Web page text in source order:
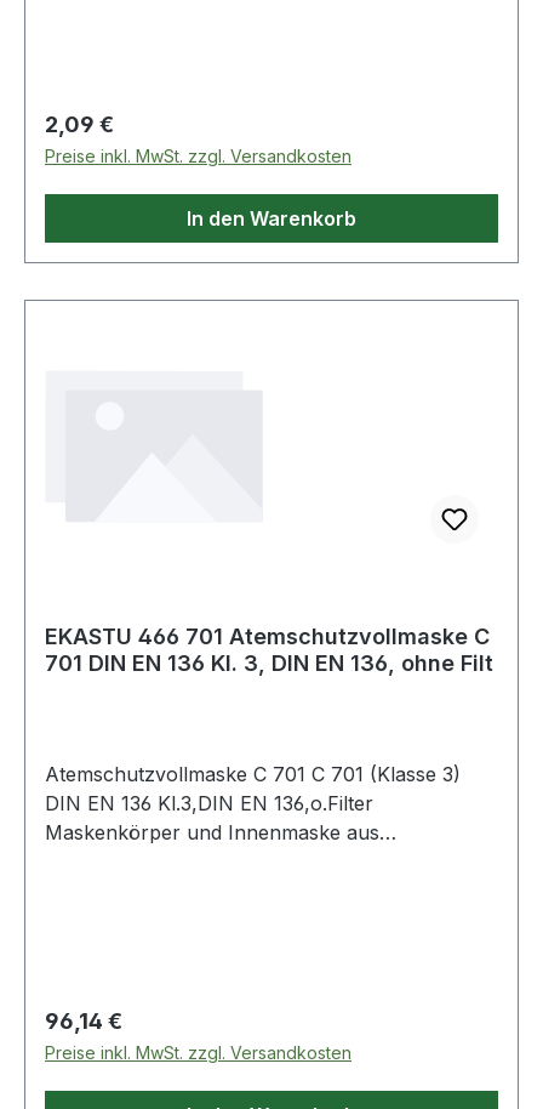
Regulärer Preis:
2,09 €
Preise inkl. MwSt. zzgl. Versandkosten
In den Warenkorb
EKASTU 466 701 Atemschutzvollmaske C
701 DIN EN 136 Kl. 3, DIN EN 136, ohne Filt
Atemschutzvollmaske C 701 C 701 (Klasse 3)
DIN EN 136 Kl.3,DIN EN 136,o.Filter
Maskenkörper und Innenmaske aus
und kratzfeste PC-Sichtscheibe · extrem großes
Rundum-Blickfeld ·intelligentes
Belüftungssystem, ohne Steuerventile, dadurch
werden die Atemwiderstände minimiert und das
Regulärer Preis:
96,14 €
Preise inkl. MwSt. zzgl. Versandkosten